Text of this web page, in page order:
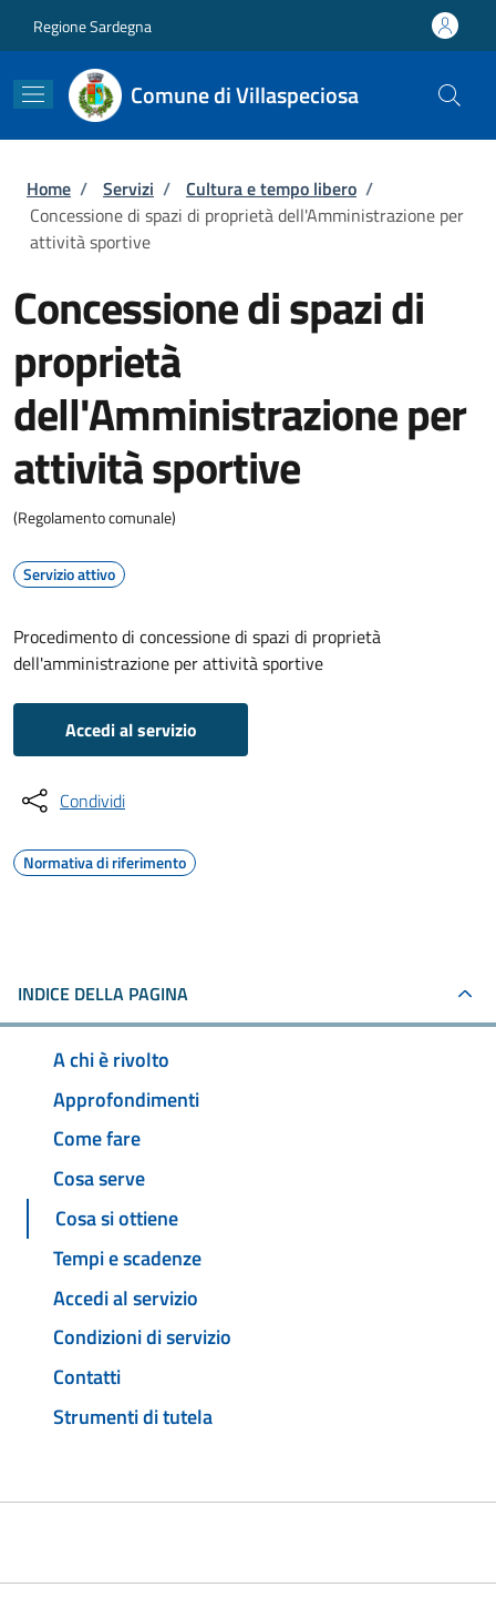
Regione Sardegna
Comune di Villaspeciosa
Briciole di pane
Home / Servizi / Cultura e tempo libero /
Concessione di spazi di proprietà dell'Amministrazione per
attività sportive
Concessione di spazi di
proprietà
dell'Amministrazione per
attività sportive
(Regolamento comunale)
Servizio attivo
Procedimento di concessione di spazi di proprietà
dell'amministrazione per attività sportive
Accedi al servizio
Condividi
Normativa di riferimento
INDICE DELLA PAGINA
A chi è rivolto
Approfondimenti
Come fare
Cosa serve
Cosa si ottiene
Tempi e scadenze
Accedi al servizio
Condizioni di servizio
Contatti
Strumenti di tutela